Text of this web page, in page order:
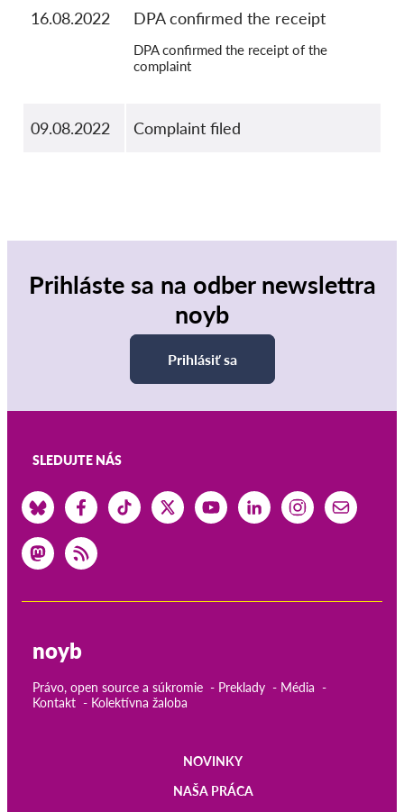
16.08.2022 DPA confirmed the receipt
DPA confirmed the receipt of the
complaint
09.08.2022 Complaint filed
Prihláste sa na odber newslettra
noyb
Prihlásiť sa
SLEDUJTE NÁS
noyb
Právo, open source a súkromie Preklady
Média
Kontakt
Kolektívna žaloba
NOVINKY
NAŠA PRÁCA